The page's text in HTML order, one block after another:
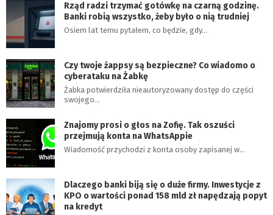
Rząd radzi trzymać gotówkę na czarną godzinę.
Banki robią wszystko, żeby było o nią trudniej
Osiem lat temu pytałem, co będzie, gdy…
Czy twoje żappsy są bezpieczne? Co wiadomo o
cyberataku na Żabkę
Żabka potwierdziła nieautoryzowany dostęp do części
swojego…
Znajomy prosi o głos na Zofię. Tak oszuści
przejmują konta na WhatsAppie
Wiadomość przychodzi z konta osoby zapisanej w…
Dlaczego banki biją się o duże firmy. Inwestycje z
KPO o wartości ponad 158 mld zł napędzają popyt
na kredyt